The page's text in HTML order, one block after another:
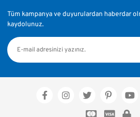
Tüm kampanya ve duyurulardan haberdar
kaydolunuz.